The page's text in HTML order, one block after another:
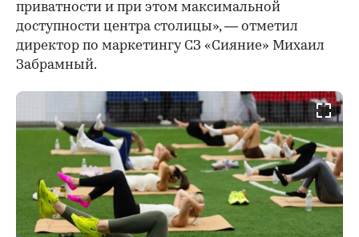
приватности и при этом максимальной
доступности центра столицы», — отметил
директор по маркетингу СЗ «Сияние» Михаил
Забрамный.